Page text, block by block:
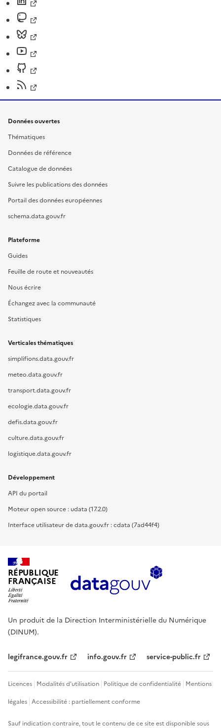
Données ouvertes
Thématiques
Données de référence
Catalogue de données
Suivre les publications des données
Portail des données européennes
schema.data.gouv.fr
Plateforme
Guides
Feuille de route et nouveautés
Nous écrire
Échangez avec la communauté
Statistiques
Verticales thématiques
simplifions.data.gouv.fr
meteo.data.gouv.fr
transport.data.gouv.fr
ecologie.data.gouv.fr
defis.data.gouv.fr
culture.data.gouv.fr
logistique.data.gouv.fr
Développement
API du portail
Moteur open source : udata (17.2.0)
Interface utilisateur de data.gouv.fr : cdata (7ad44f4)
RÉPUBLIQUE
FRANÇAISE
Un produit de la Direction Interministérielle du Numérique
(DINUM).
legifrance.gouv.fr info.gouv.fr service-public.fr
Licences Modalités d'utilisation Politique de confidentialité Mentions
légales Accessibilité : partiellement conforme
Sauf indication contraire, tout le contenu de ce site est disponible sous